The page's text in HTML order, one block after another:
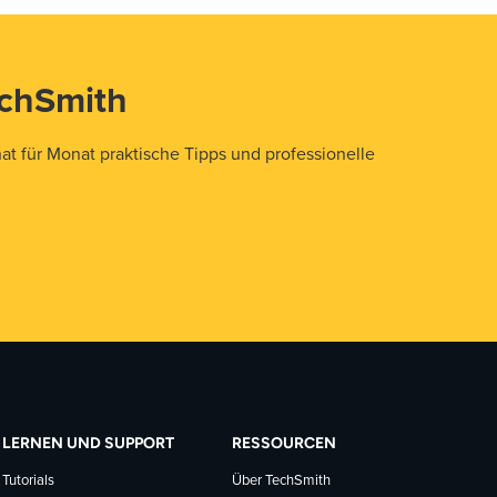
für Monat praktische Tipps und professionelle
LERNEN UND SUPPORT
Tutorials
RESSOURCEN
Über TechSmith